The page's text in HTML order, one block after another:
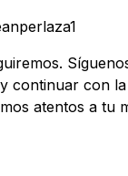
continuar con
atentos a tu